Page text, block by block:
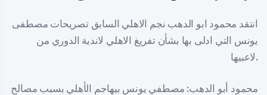
انتقد محمود ابو الدهب نجم الاهلي السابق تصريحات مصطفى
يونس التي ادلى بها بشأن تفريغ الاهلي لاندية الدوري من
لاعبيها.
محمود أبو الدهب: مصطفي يونس بيهاجم الأهلي بسبب مصالح